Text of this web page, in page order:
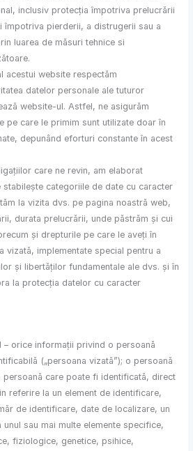
inclusiv protecția împotriva prelucrării
împotriva pierderii, a distrugerii sau a
luarea de măsuri tehnice si
acestui website respectăm
datelor personale ale tuturor
website-ul. Astfel, ne asigurăm
pe care le primim sunt utilizate doar în
depunând eforturi constante în acest
care ne revin, am elaborat
stabilește categoriile de date cu caracter
la vizita dvs. pe pagina noastră web,
durata prelucrării, unde păstrăm și cui
și drepturile pe care le aveți în
vizată, implementate special pentru a
și libertăților fundamentale ale dvs. și în
la protecția datelor cu caracter
– orice informații privind o persoană
(„persoana vizată”); o persoană
care poate fi identificată, direct
referire la un element de identificare,
de identificare, date de localizare, un
sau mai multe elemente specifice,
fiziologice, genetice, psihice,